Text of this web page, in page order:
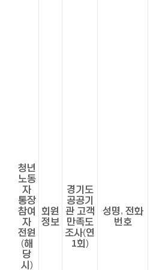
청년
노동
자
통장
참여
자
전원
(해
당
시)
회원
정보
경기도
공공기
관 고객
만족도
조사(연
1회)
성명, 전화
번호